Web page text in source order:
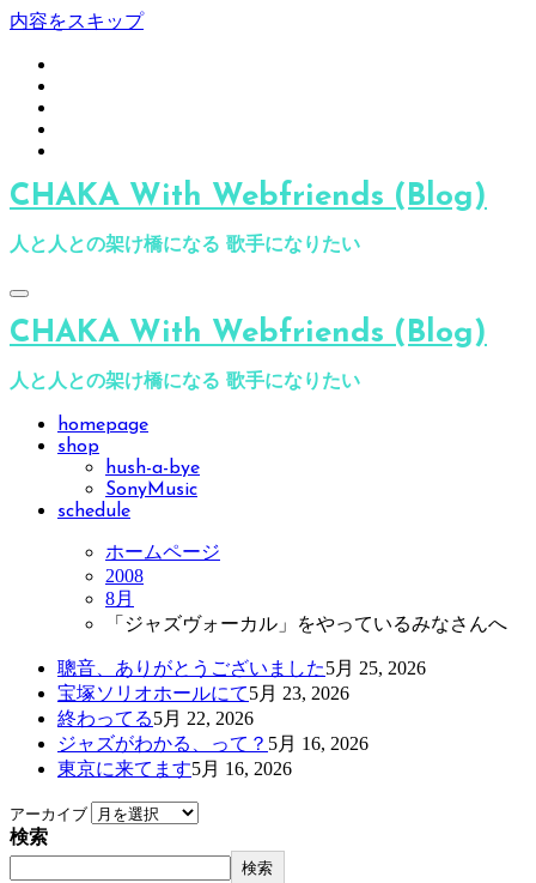
内容をスキップ
CHAKA With Webfriends (Blog)
人と人との架け橋になる 歌手になりたい
CHAKA With Webfriends (Blog)
人と人との架け橋になる 歌手になりたい
homepage
shop
hush-a-bye
SonyMusic
schedule
ホームページ
2008
8月
「ジャズヴォーカル」をやっているみなさんへ
聰音、ありがとうございました5月 25, 2026
宝塚ソリオホールにて5月 23, 2026
終わってる5月 22, 2026
ジャズがわかる、って？ 5月 16, 2026
東京に来てます5月 16, 2026
アーカイブ
検索
検索